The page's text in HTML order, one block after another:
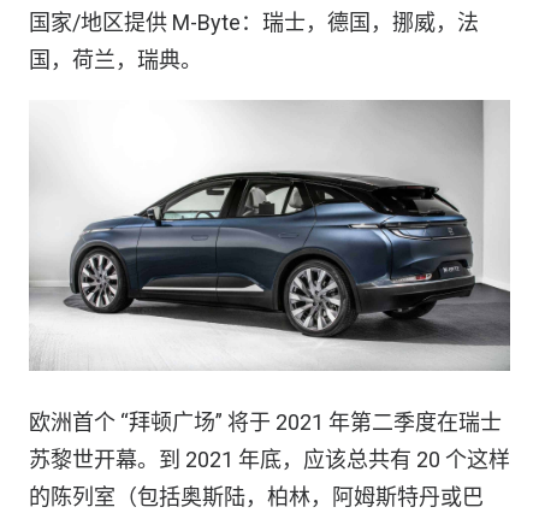
国家/地区提供 M-Byte：瑞士，德国，挪威，法
国，荷兰，瑞典。
欧洲首个 “拜顿广场” 将于 2021 年第二季度在瑞士
苏黎世开幕。到 2021 年底，应该总共有 20 个这样
的陈列室（包括奥斯陆，柏林，阿姆斯特丹或巴